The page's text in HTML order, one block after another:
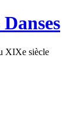
XIXe siècle